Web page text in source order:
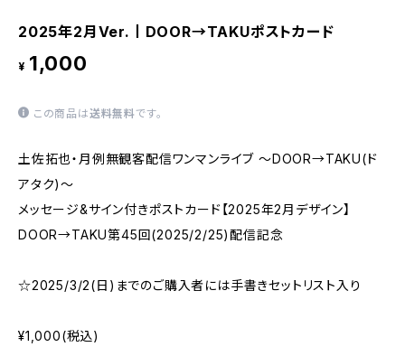
2025年2月Ver.丨DOOR→TAKUポストカード
¥ 1,000
この商品は送料無料です。
土佐拓也・月例無観客配信ワンマンライブ ～DOOR→TAKU(ド
アタク)～
メッセージ&サイン付きポストカード【2025年2月デザイン】
DOOR→TAKU第45回(2025/2/25)配信記念
☆2025/3/2(日)までのご購入者には手書きセットリスト入り
¥1,000(税込)